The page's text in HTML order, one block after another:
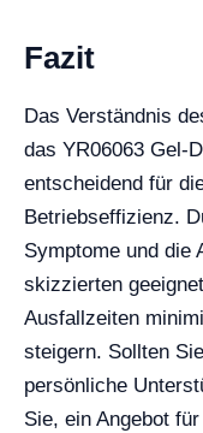
Fazit
Das Verständnis
das YR06063 Gel-
entscheidend für
Betriebseffizienz.
Symptome und die
skizzierten
Ausfallzeiten
steigern. Sollten
persönliche
Sie, ein Angebot